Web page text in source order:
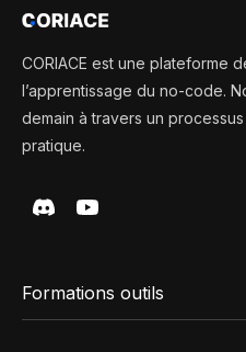
CORIACE est une plateforme
l’apprentissage du no-code.
demain à travers un
pratique.
Formations outils